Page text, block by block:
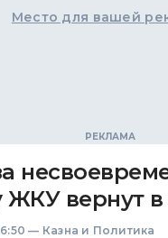
Место для вашей
ЖКУ вернут в
— Казна и Политика